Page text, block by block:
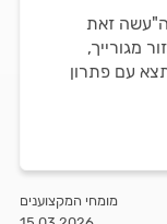
זאת
מגורייך,
עם פתרון
מומחי המקצוענים